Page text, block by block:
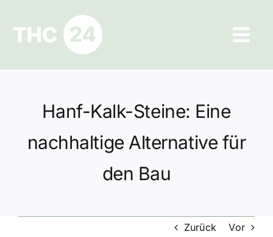
springen
Ratgeber
Hilfe und Kontakt
Datenschutz
Hanf-Kalk-Steine: Eine
nachhaltige Alternative für
den Bau
Zurück Vor